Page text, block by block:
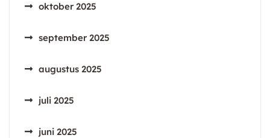
oktober 2025
september 2025
augustus 2025
juli 2025
juni 2025